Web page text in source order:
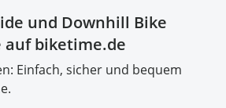
und Downhill Bike
biketime.de
Einfach, sicher und bequem